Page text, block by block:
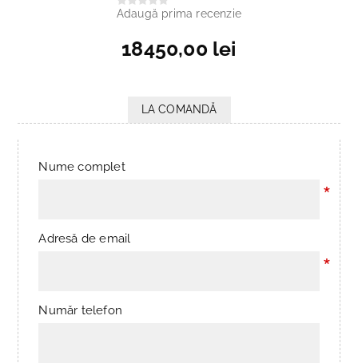
Adaugă prima recenzie
18450,00 lei
LA COMANDĂ
Nume complet
*
Adresă de email
*
Număr telefon